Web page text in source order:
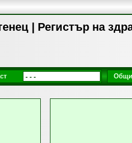
| Регистър на